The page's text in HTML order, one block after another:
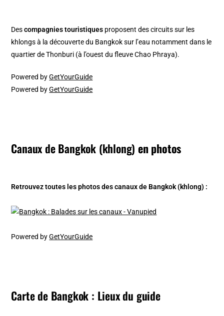
Descompagnies touristiques proposent des circuits sur les
khlongs à la découverte du Bangkok sur l’eau notamment dans le
quartier de Thonburi (à l’ouest du fleuve Chao Phraya).
Powered byGetYourGuide
Powered byGetYourGuide
Canaux de Bangkok (khlong) en photos
Retrouvez toutes les photos des canaux de Bangkok (khlong) :
Powered byGetYourGuide
Carte de Bangkok : Lieux du guide